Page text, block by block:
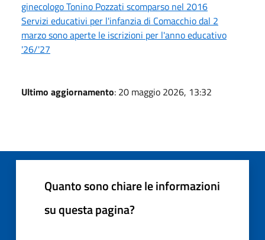
ginecologo Tonino Pozzati scomparso nel 2016
Servizi educativi per l'infanzia di Comacchio dal 2
marzo sono aperte le iscrizioni per l'anno educativo
'26/'27
Ultimo aggiornamento: 20 maggio 2026, 13:32
Quanto sono chiare le informazioni
su questa pagina?